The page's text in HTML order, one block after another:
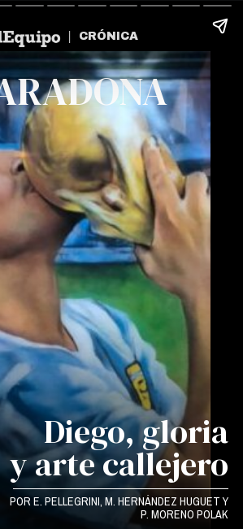
CRÓNICA
Diego, gloria
y arte callejero
POR E. PELLEGRINI, M. HERNÁNDEZ HUGUET Y
P. MORENO POLAK